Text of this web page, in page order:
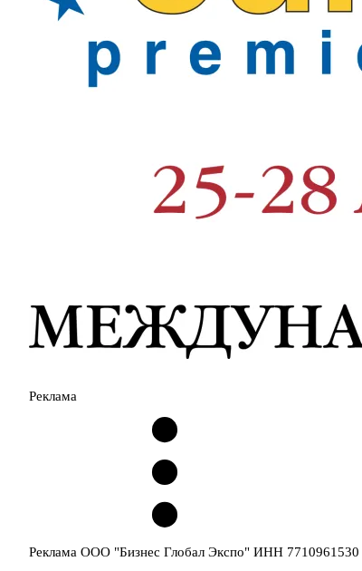
Реклама
Реклама ООО "Бизнес Глобал Экспо" ИНН 7710961530